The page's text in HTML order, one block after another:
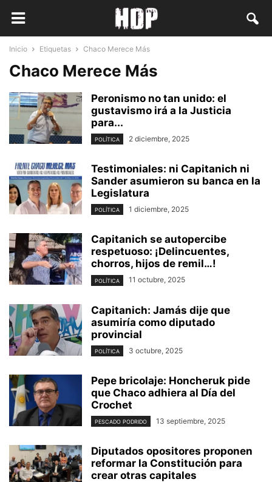
Inicio Etiquetas Chaco Merece Más
Chaco Merece Más
Peronismo no tan unido: el
gustavismo irá a la Justicia
para...
POLÍTICA 2 diciembre, 2025
Testimoniales: ni Capitanich ni
Sander asumieron su banca en la
Legislatura
POLÍTICA 1 diciembre, 2025
Capitanich se autopercibe
respetuoso: ¡Delincuentes,
chorros, hijos de remil…!
POLÍTICA 11 octubre, 2025
Capitanich: Jamás dije que
asumiría como diputado
provincial
POLÍTICA 3 octubre, 2025
Pepe bricolaje: Honcheruk pide
que Chaco adhiera al Día del
Crochet
PESCADO PODRIDO 13 septiembre, 2025
Diputados opositores proponen
reformar la Constitución para
crear otras capitales